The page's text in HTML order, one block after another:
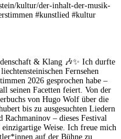
kultur/der-inhalt-der-musik-
#kunstlied #kultur